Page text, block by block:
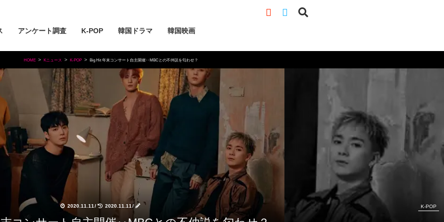
アンケート調査 K-POP 韓国ドラマ 韓国映画
HOME Kニュース K-POP Big Hit 年末コンサート自主開催‥MBCとの不仲説を匂わせ？
2020.11.11 / 2020.11.11 / K-POP